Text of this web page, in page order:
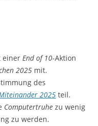
einer End of 10-Aktion
2025 mit.
des
2025 teil.
Computertruhe zu wenig
zu werden.